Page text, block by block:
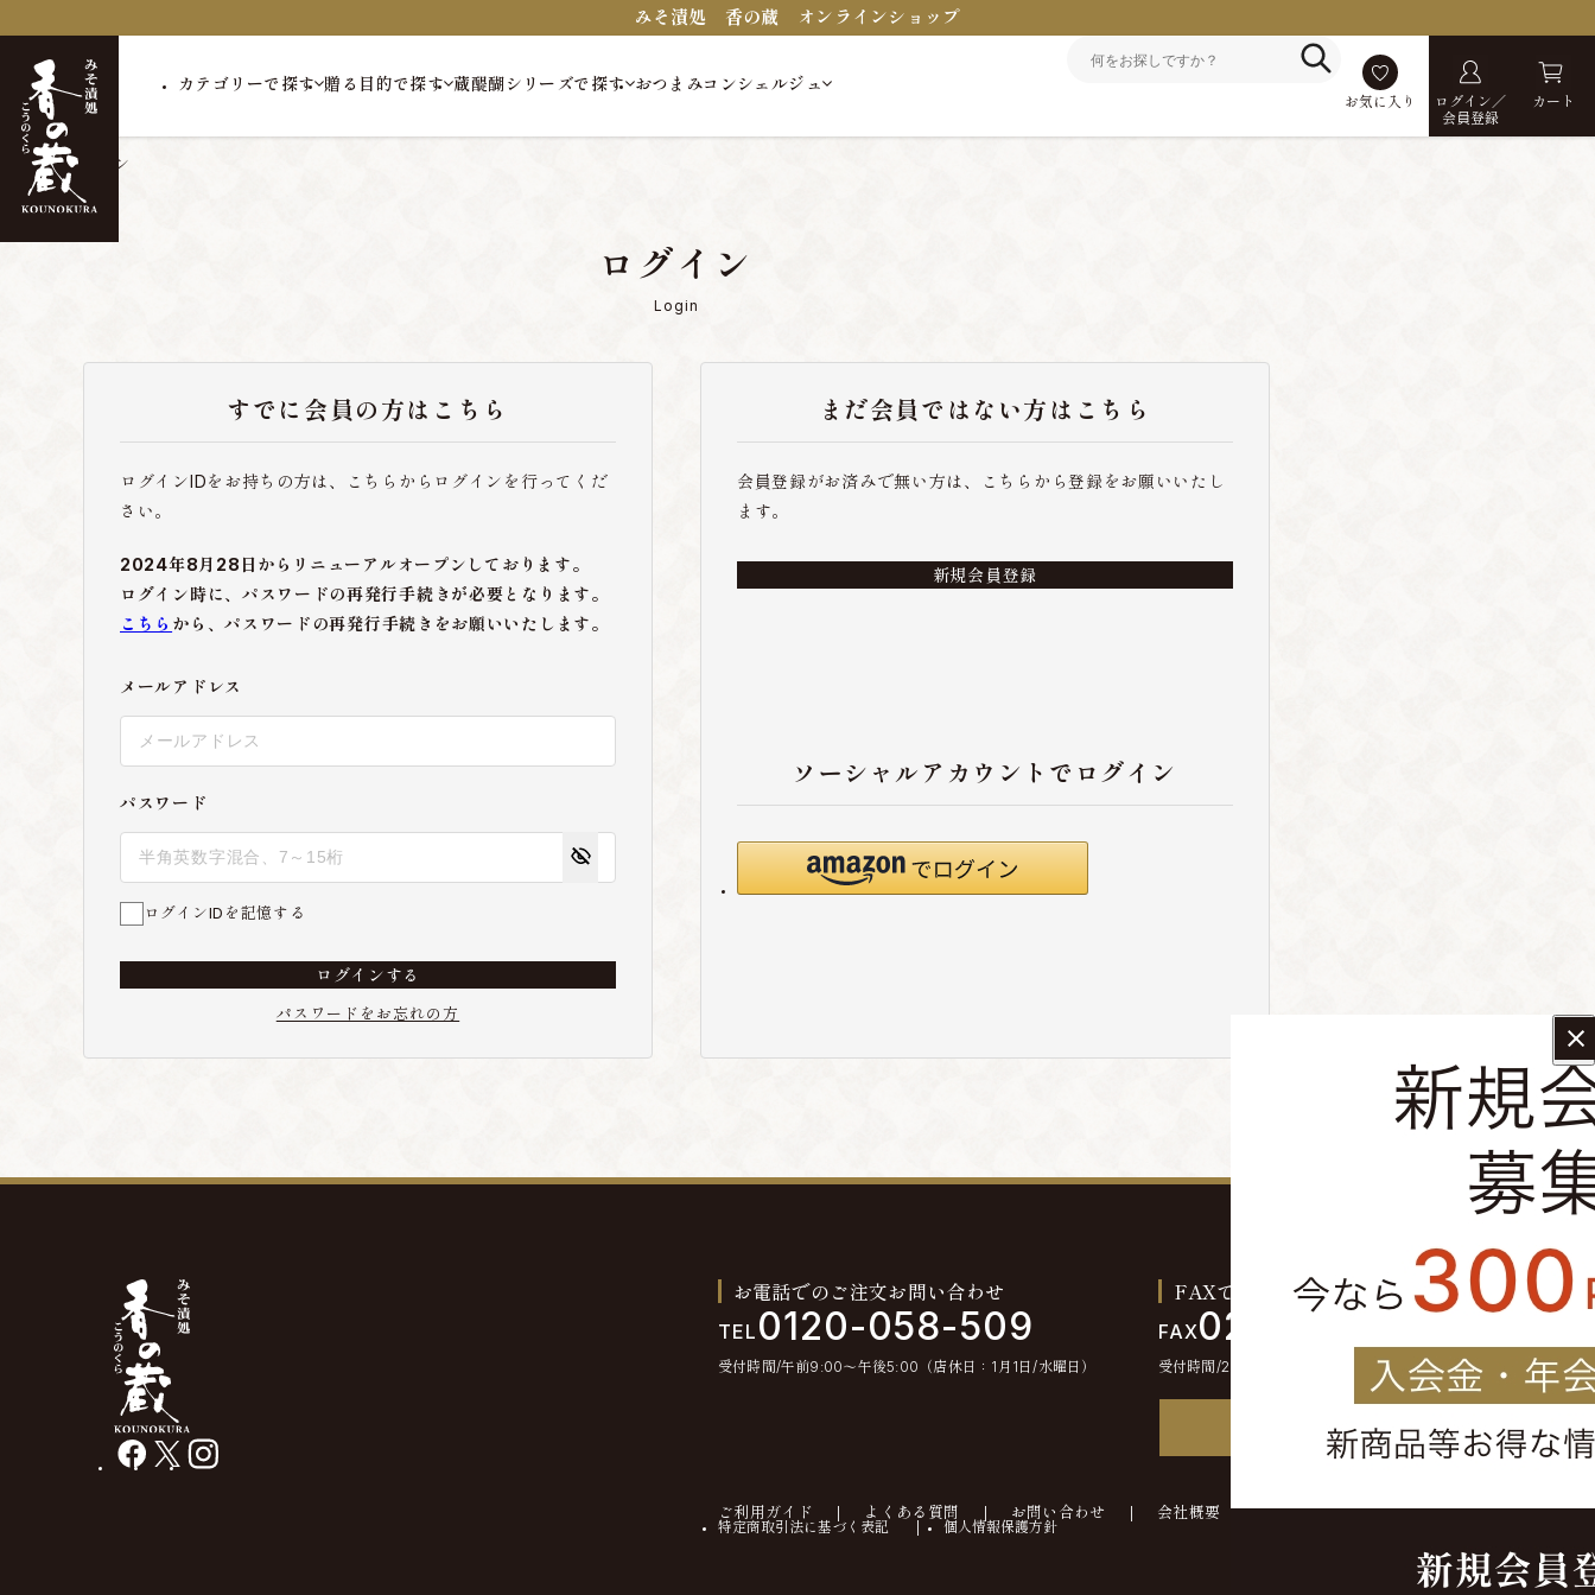
みそ漬処 香の蔵 オンラインショップ
カテゴリーで探す 贈る目的で探す 蔵醍醐シリーズで探す おつまみコンシェルジュ
お気に入り
ログイン／
会員登録
カート
トップ ログイン
ログイン
Login
すでに会員の方はこちら
ログインIDをお持ちの方は、こちらからログインを行ってくだ
さい。
2024年8月28日からリニューアルオープンしております。
ログイン時に、パスワードの再発行手続きが必要となります。
こちら から、パスワードの再発行手続きをお願いいたします。
メールアドレス
パスワード
ログインIDを記憶する
ログインする
パスワードをお忘れの方
まだ会員ではない方はこちら
会員登録がお済みで無い方は、こちらから登録をお願いいたし
ます。
新規会員登録
ソーシャルアカウントでログイン
facebook
X instagram
お電話でのご注文お問い合わせ
TEL 0120-058-509
受付時間/午前9:00〜午後5:00（店休日：1月1日/水曜日）
FAXでのご注文お問い合わせ
FAX0244-46-2355
受付時間/24時間受付
ご利用ガイド よくある質問 お問い合わせ 会社概要
特定商取引法に基づく表記 個人情報保護方針